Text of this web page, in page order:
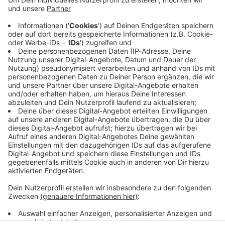
Anzeige
Anzeige
Der Probealarm soll auf einen echten Notfall
vorbereiten. Im echten Notfall sollen die Kölnerinnen
und Kölner bei den Heultönen geschlossene Räume
aufsuchen und Fenster und Türen geschlossen halten.
Anzeige